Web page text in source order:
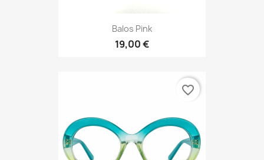
Balos Pink
19,00 €
favorite_border